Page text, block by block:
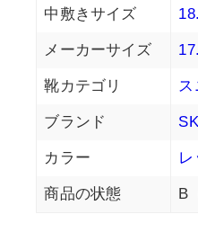
中敷きサイズ
メーカーサイズ
靴カテゴリ ス
ブランド
カラー レ
商品の状態 B